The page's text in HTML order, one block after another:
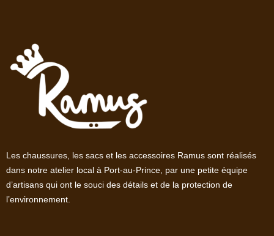
Les chaussures, les sacs et les accessoires Ramus sont réalisés
dans notre atelier local à Port-au-Prince, par une petite équipe
d’artisans qui ont le souci des détails et de la protection de
l’environnement.